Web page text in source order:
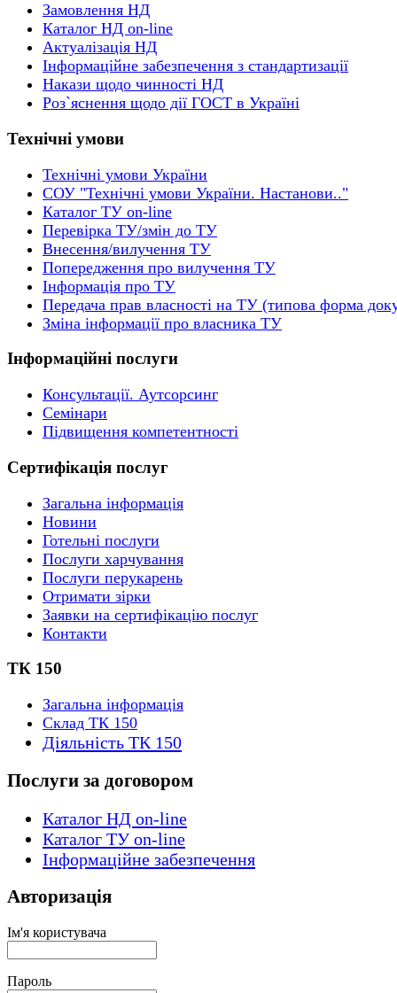
Замовлення НД
Каталог НД on-line
Актуалізація НД
Інформаційне забезпечення з стандартизації
Накази щодо чинності НД
Роз`яснення щодо дії ГОСТ в Україні
Технічні умови
Технічні умови України
СОУ "Технічні умови України. Настанови.."
Каталог ТУ on-line
Перевірка ТУ/змін до ТУ
Внесення/вилучення ТУ
Попередження про вилучення ТУ
Інформація про ТУ
Передача прав власності на ТУ (типова форма
Зміна інформації про власника ТУ
Інформаційні послуги
Консультації. Аутсорсинг
Семінари
Підвищення компетентності
Сертифікація послуг
Загальна інформація
Новини
Готельні послуги
Послуги харчування
Послуги перукарень
Отримати зірки
Заявки на сертифікацію послуг
Контакти
ТК 150
Загальна інформація
Склад ТК 150
Діяльність ТК 150
Послуги за договором
Каталог НД on-line
Каталог ТУ on-line
Інформаційне забезпечення
Авторизація
Ім'я користувача
Пароль